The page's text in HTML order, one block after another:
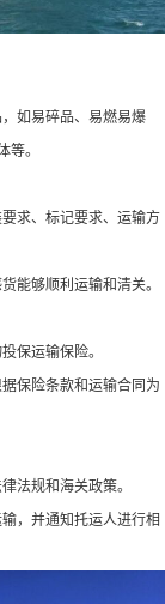
如易碎品、易燃易爆
等。
求、标记要求、运输方
能够顺利运输和清关。
保运输保险。
保险条款和运输合同为
法规和海关政策。
，并通知托运人进行相